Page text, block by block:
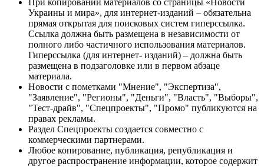
Украины и мира», для интернет-изданий – обязательна
прямая открытая для поисковых систем гиперссылка.
Ссылка должна быть размещена в независимости от
полного либо частичного использования материалов.
Гиперссылка (для интернет- изданий) – должна быть
размещена в подзаголовке или в первом абзаце
материала.
Новости с пометками "Мнение", "Экспертиза",
"Заявление", "Регионы", "Деньги", "Власть", "Выборы",
"Тест-драйв", "Спецпроекты", "Промо" публикуются на
правах рекламы.
Раздел Спецпроекты создается совместно с
коммерческими партнерами.
Любое копирование, публикация, републикация и
другое распространение информации, которое содержит